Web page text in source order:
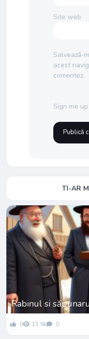
Site web
Salvează-
acest
comentez.
Sign me
TI-AR
Rabinul si
0 15.9k 0